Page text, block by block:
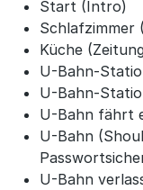
Start (Intro)
Schlafzimmer
Küche
U-Bahn-
U-Bahn-
U-Bahn fährt
U-Bahn
U-Bahn